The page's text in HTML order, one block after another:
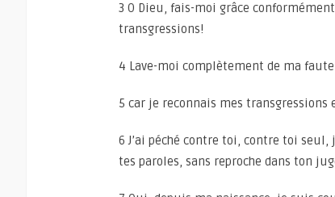
3 O Dieu, fais-moi grâce
transgressions!
4 Lave-moi complètement de ma
5 car je reconnais mes
6 J’ai péché contre toi, contre toi
tes paroles, sans reproche dans ton